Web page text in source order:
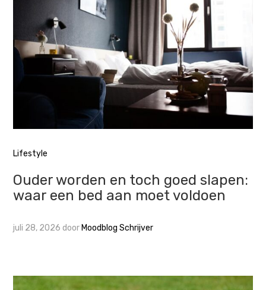
Lifestyle
Ouder worden en toch goed slapen:
waar een bed aan moet voldoen
juli 28, 2026 door Moodblog Schrijver